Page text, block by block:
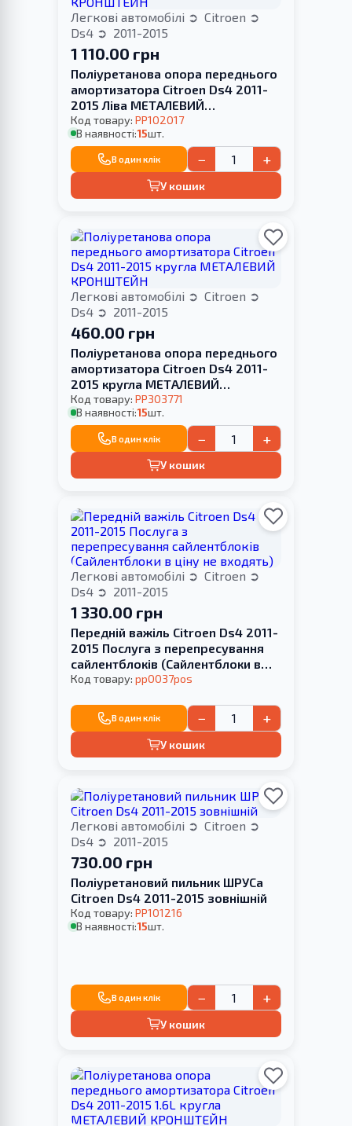
Легкові автомобілі
Citroen
Ds4
2011-2015
1 110.00 грн
Поліуретанова опора переднього
амортизатора Citroen Ds4 2011-
2015 Ліва МЕТАЛЕВИЙ
КРОНШТЕЙН
Код товару: PP102017
В наявності:15шт.
В один клік − +
У кошик
Легкові автомобілі
Citroen
Ds4
2011-2015
460.00 грн
Поліуретанова опора переднього
амортизатора Citroen Ds4 2011-
2015 кругла МЕТАЛЕВИЙ
КРОНШТЕЙН
Код товару: PP303771
В наявності:15шт.
В один клік − +
У кошик
Легкові автомобілі
Citroen
Ds4
2011-2015
1 330.00 грн
Передній важіль Citroen Ds4 2011-
2015 Послуга з перепресування
сайлентблоків (Сайлентблоки в
ціну не входять)
Код товару: pp0037pos
В один клік − +
У кошик
Легкові автомобілі
Citroen
Ds4
2011-2015
730.00 грн
Поліуретановий пильник ШРУСа
Citroen Ds4 2011-2015 зовнішній
Код товару: PP101216
В наявності:15шт.
В один клік − +
У кошик